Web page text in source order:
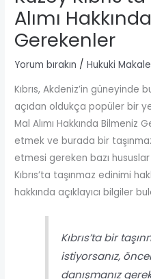
Alımı
Gerekenler
Yorum bırakın /Hukuki
Kıbrıs, Akdeniz’in güneyinde
açıdan oldukça popüler bir
Mal Alımı Hakkında Bilmeniz
etmek ve burada bir
etmesi gereken bazı
Kıbrıs’ta taşınmaz edinimi
hakkında açıklayıcı bilgiler
Kıbrıs’ta bir
istiyorsanız,
danışmanız